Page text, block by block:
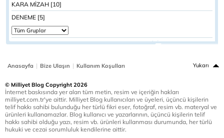
KARA MİZAH [10]
DENEME [5]
Anasayfa | Bize Ulaşın | Kullanım Koşulları Yukarı
© Milliyet Blog Copyright 2026
İnternet baskısında yer alan tüm metin, resim ve içeriğin hakları
milliyet.com.tr'ye aittir. Milliyet Blog kullanıcıları ve üyeleri, üçüncü kişilerin
telif hakkı sahibi bulunduğu her türlü fikri eser, fotoğraf, resim vb. materyal ve
ürünleri kullanamazlar. Blog kullanıcı ve yazarlarının, üçüncü kişilerin telif
hakkı sahibi olduğu yazı, resim vb. ürünleri kullanması durumunda, her türlü
hukuki ve cezai sorumluluk kendilerine aittir.